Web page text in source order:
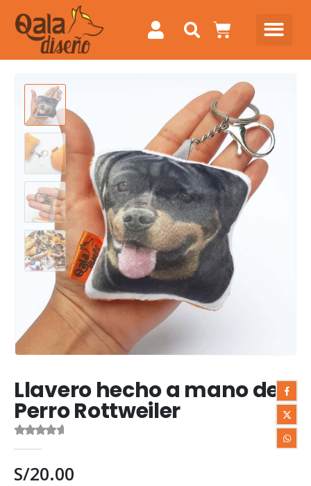
Llavero hecho a mano de
Perro Rottweiler
S/20.00